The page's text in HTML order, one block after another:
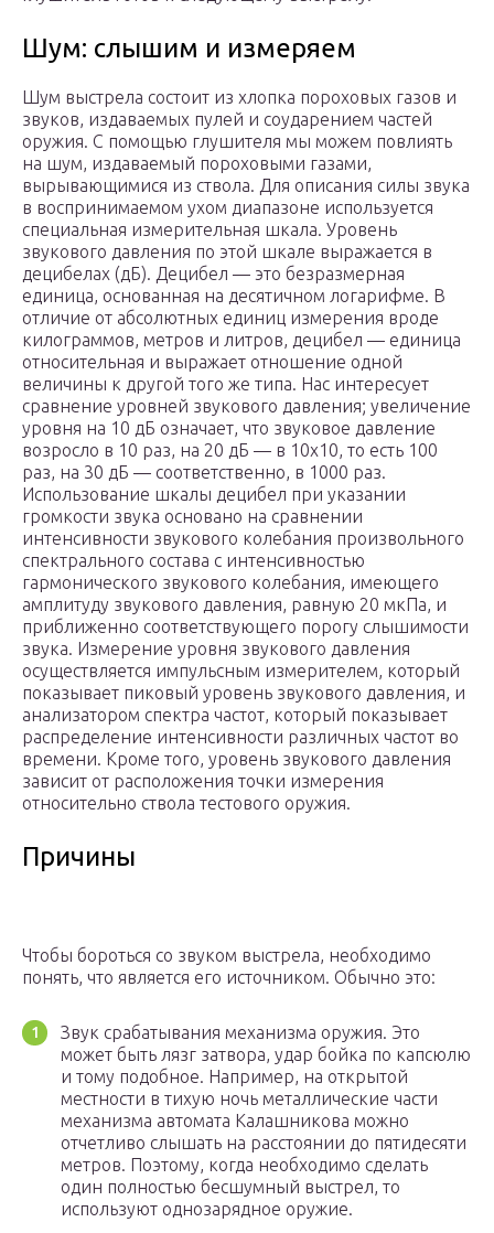
Шум: слышим и измеряем
Шум выстрела состоит из хлопка пороховых газов и
звуков, издаваемых пулей и соударением частей
оружия. С помощью глушителя мы можем повлиять
на шум, издаваемый пороховыми газами,
вырывающимися из ствола. Для описания силы звука
в воспринимаемом ухом диапазоне используется
специальная измерительная шкала. Уровень
звукового давления по этой шкале выражается в
децибелах (дБ). Децибел — это безразмерная
единица, основанная на десятичном логарифме. В
отличие от абсолютных единиц измерения вроде
килограммов, метров и литров, децибел — единица
относительная и выражает отношение одной
величины к другой того же типа. Нас интересует
сравнение уровней звукового давления; увеличение
уровня на 10 дБ означает, что звуковое давление
возросло в 10 раз, на 20 дБ — в 10х10, то есть 100
раз, на 30 дБ — соответственно, в 1000 раз.
Использование шкалы децибел при указании
громкости звука основано на сравнении
интенсивности звукового колебания произвольного
спектрального состава с интенсивностью
гармонического звукового колебания, имеющего
амплитуду звукового давления, равную 20 мкПа, и
приближенно соответствующего порогу слышимости
звука. Измерение уровня звукового давления
осуществляется импульсным измерителем, который
показывает пиковый уровень звукового давления, и
анализатором спектра частот, который показывает
распределение интенсивности различных частот во
времени. Кроме того, уровень звукового давления
зависит от расположения точки измерения
относительно ствола тестового оружия.
Причины
Чтобы бороться со звуком выстрела, необходимо
понять, что является его источником. Обычно это:
Звук срабатывания механизма оружия. Это
может быть лязг затвора, удар бойка по капсюлю
и тому подобное. Например, на открытой
местности в тихую ночь металлические части
механизма автомата Калашникова можно
отчетливо слышать на расстоянии до пятидесяти
метров. Поэтому, когда необходимо сделать
один полностью бесшумный выстрел, то
используют однозарядное оружие.